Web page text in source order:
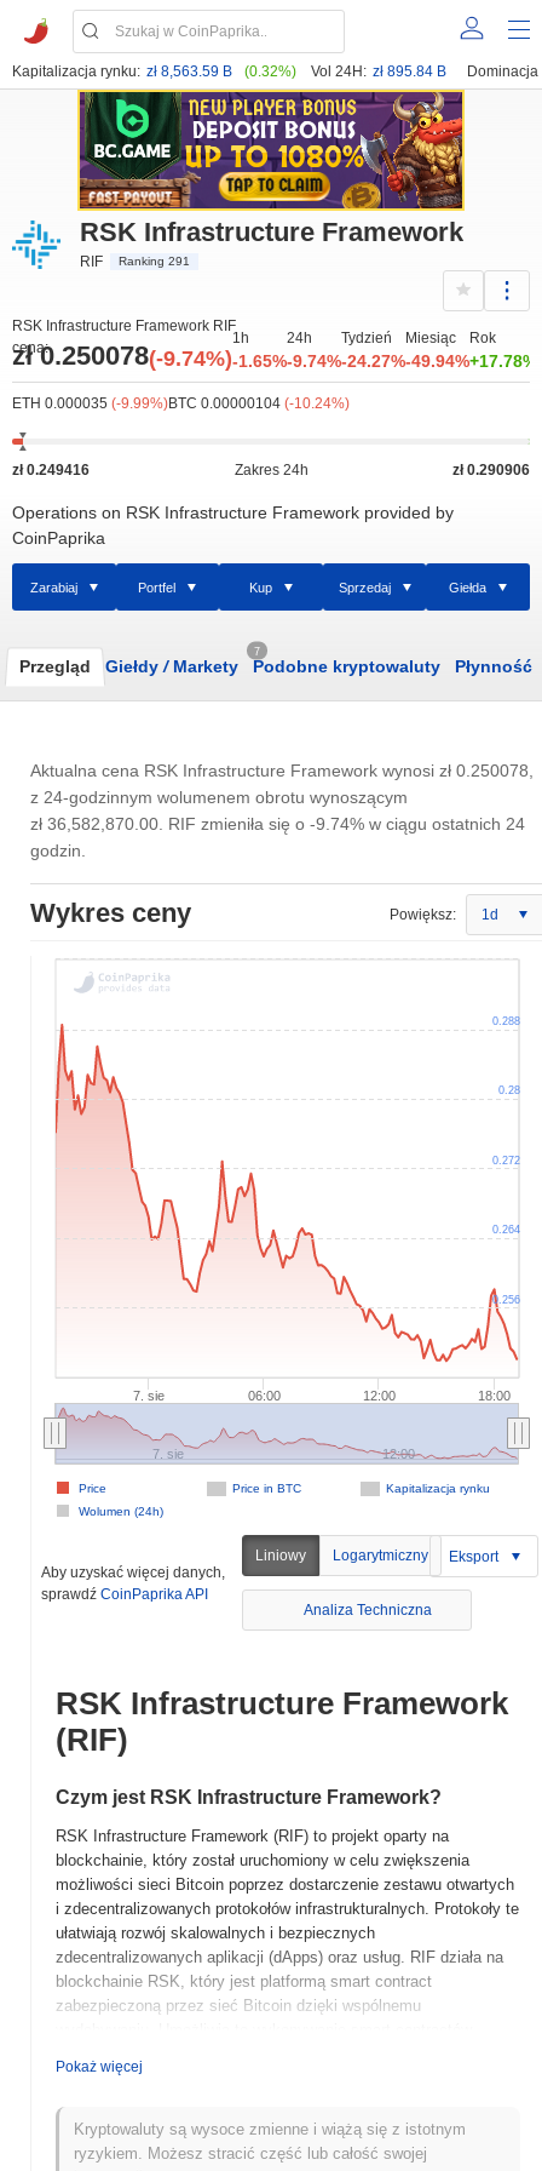
Kapitalizacja rynku: zł 8,563.59 B (0.32%) Vol 24H: zł 895.84 B Dominacja
RSK Infrastructure Framework
RIF Ranking 291
RSK Infrastructure Framework RIF
cena:
zł 0.250078(-9.74%)
1h
-1.65%
24h
-9.74%
Tydzień
-24.27%
Miesiąc
-49.94%
Rok
+17.78%
ETH 0.000035 (-9.99%)BTC 0.00000104 (-10.24%)
zł 0.249416 Zakres 24h zł 0.290906
Operations on RSK Infrastructure Framework provided by
CoinPaprika
Zarabiaj Portfel Kup Sprzedaj Giełda
Przegląd Giełdy /Markety
7
Podobne kryptowaluty Płynność
Aktualna cena RSK Infrastructure Framework wynosi zł 0.250078
z 24-godzinnym wolumenem obrotu wynoszącym
zł 36,582,870.00 . RIF zmieniła się o -9.74% w ciągu ostatnich 24
godzin.
Wykres ceny Powiększ: 1d
7. sie 06:00 12:00 18:00
Price in BTC
Kapitalizacja rynku
Wolumen (24h)
Price
7. sie 12:00
0.256
0.264
0.272
0.28
0.288
Aby uzyskać więcej danych,
sprawdź CoinPaprika API
Liniowy Logarytmiczny Eksport
Analiza Techniczna
RSK Infrastructure Framework
(RIF)
Czym jest RSK Infrastructure Framework?
RSK Infrastructure Framework (RIF) to projekt oparty na
blockchainie, który został uruchomiony w celu zwiększenia
możliwości sieci Bitcoin poprzez dostarczenie zestawu otwartych
i zdecentralizowanych protokołów infrastrukturalnych. Protokoły te
ułatwiają rozwój skalowalnych i bezpiecznych
zdecentralizowanych aplikacji (dApps) oraz usług. RIF działa na
blockchainie RSK, który jest platformą smart contract
zabezpieczoną przez sieć Bitcoin dzięki wspólnemu
bezpieczeństwa Bitcoina. Rodzimy token, RIF, pełni wiele ról w
ekosystemie, w tym płatności za usługi, zarządzanie oraz dostęp
do różnych funkcji sieci. Użyteczność RIF jest integralna dla
ekosystemu, ponieważ napędza usługi takie jak zarządzanie
Pokaż więcej
Kryptowaluty są wysoce zmienne i wiążą się z istotnym
ryzykiem. Możesz stracić część lub całość swojej